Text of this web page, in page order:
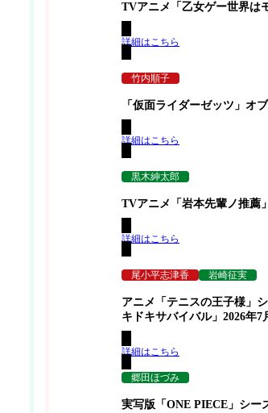
TVアニメ「乙女ゲー世界は
詳細はこちら
竹内順子
「仮面ライダーゼッツ」オ
詳細はこちら
黒木紳太郎
TVアニメ「岩本先輩ノ推薦
詳細はこちら
尾小平志津香 岩崎征実
アニメ「テニスの王子様」
キドキサバイバル」2026年7
詳細はこちら
郷田ほづみ
実写版「ONE PIECE」シー